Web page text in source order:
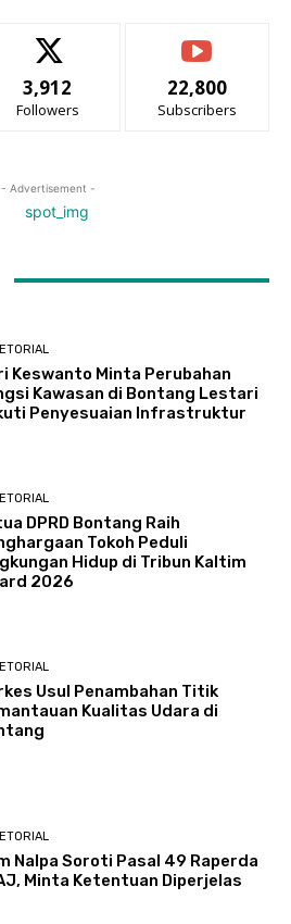
3,912
Followers
22,800
Subscribers
- Advertisement -
Keswanto Minta Perubahan
Kawasan di Bontang Lestari
Penyesuaian Infrastruktur
DPRD Bontang Raih
Tokoh Peduli
Hidup di Tribun Kaltim
2026
Usul Penambahan Titik
Kualitas Udara di
Nalpa Soroti Pasal 49 Raperda
Minta Ketentuan Diperjelas